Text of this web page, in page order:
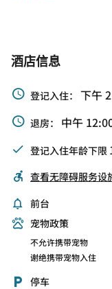
酒店信息
登记入住： 下午
退房： 中午
登记入住年龄下限
查看无障碍服务设
前台
宠物政策
不允许携带宠物
谢绝携带宠物入住
停车